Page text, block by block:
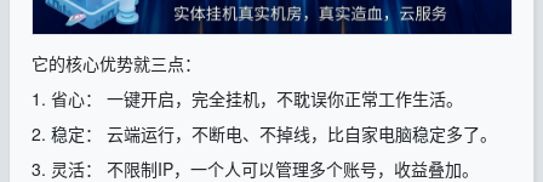
它的核心优势就三点：
1. 省心： 一键开启，完全挂机，不耽误你正常工作生活。
2. 稳定： 云端运行，不断电、不掉线，比自家电脑稳定多了。
3. 灵活： 不限制IP，一个人可以管理多个账号，收益叠加。